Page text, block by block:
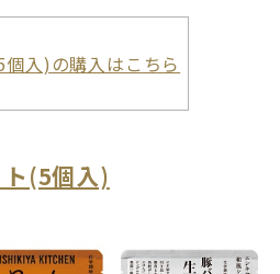
入)の購入はこちら
(5個入)